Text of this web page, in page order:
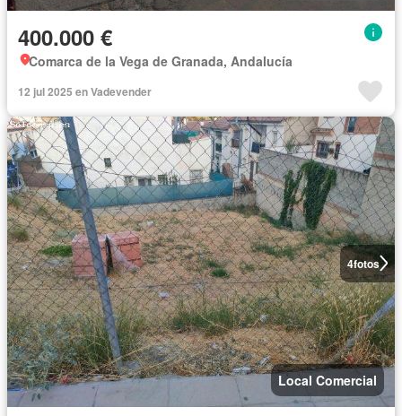
400.000 €
Comarca de la Vega de Granada, Andalucía
12 jul 2025 en Vadevender
4fotos
Local Comercial